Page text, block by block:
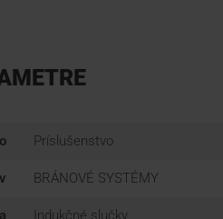
Príslušenstvo
BRÁNOVÉ SYSTÉMY
Indukčné slučky